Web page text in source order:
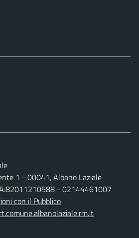
1 - 00041, Albano Laziale
- 02144461007
con il Pubblico